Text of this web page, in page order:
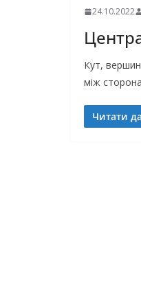
24.10.2022
Кут,
між
Читати